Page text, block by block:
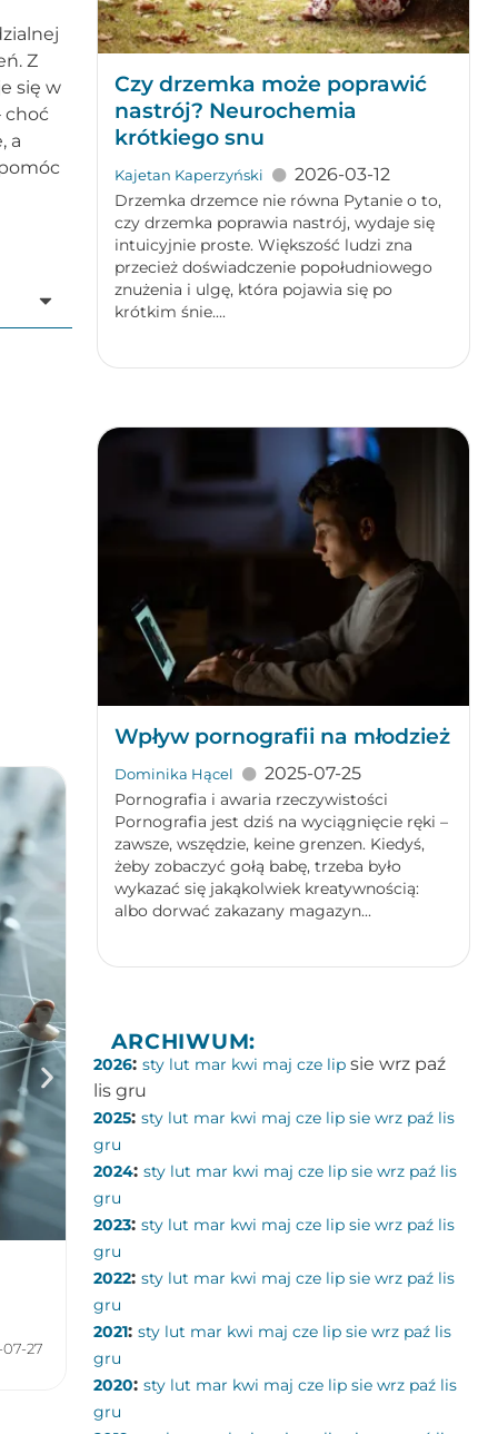
Z
się w
choć
a
07-27
Dlaczego nuda jest dobra dla mózgu?
Kategorie:
Czy drzemka może poprawić
nastrój? Neurochemia
krótkiego snu
Kajetan Kaperzyński 2026-03-12
Drzemka drzemce nie równa Pytanie o to,
czy drzemka poprawia nastrój, wydaje się
intuicyjnie proste. Większość ludzi zna
przecież doświadczenie popołudniowego
znużenia i ulgę, która pojawia się po
krótkim śnie....
Wpływ pornografii na młodzież
Dominika Hącel 2025-07-25
Pornografia i awaria rzeczywistości
Pornografia jest dziś na wyciągnięcie ręki –
zawsze, wszędzie, keine grenzen. Kiedyś,
żeby zobaczyć gołą babę, trzeba było
wykazać się jakąkolwiek kreatywnością:
albo dorwać zakazany magazyn...
ARCHIWUM:
2026: sty lut mar kwi maj cze lip sie wrz paź
lis gru
2025: sty lut mar kwi maj cze lip sie wrz paź lis
gru
2024: sty lut mar kwi maj cze lip sie wrz paź lis
gru
2023: sty lut mar kwi maj cze lip sie wrz paź lis
gru
2022: sty lut mar kwi maj cze lip sie wrz paź lis
gru
2021: sty lut mar kwi maj cze lip sie wrz paź lis
gru
2020: sty lut mar kwi maj cze lip sie wrz paź lis
gru